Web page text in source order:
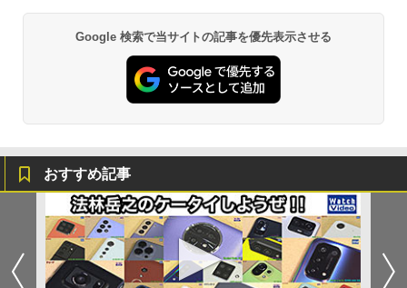
Google 検索で当サイトの記事を優先表示させる
おすすめ記事